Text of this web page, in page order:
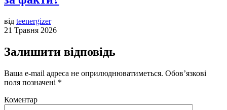
від teenergizer
21 Травня 2026
Залишити відповідь
Ваша e-mail адреса не оприлюднюватиметься. Обов’язкові
поля позначені *
Коментар